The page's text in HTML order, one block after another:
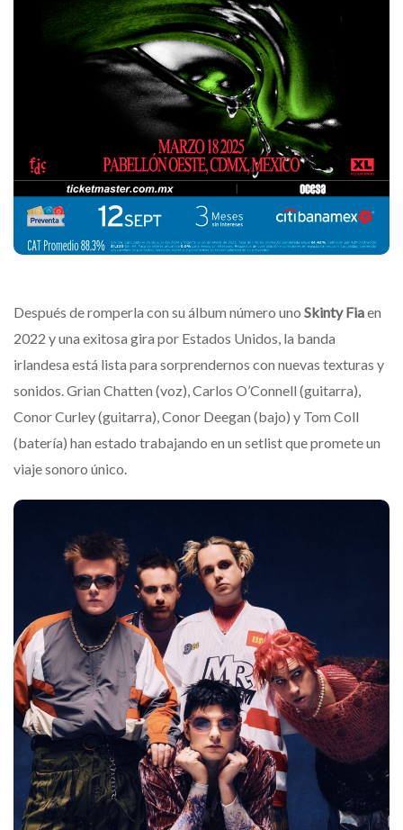
Después de romperla con su álbum número uno Skinty Fiaen
2022 y una exitosa gira por Estados Unidos, la banda
irlandesa está lista para sorprendernos con nuevas texturas y
sonidos. Grian Chatten (voz), Carlos O’Connell (guitarra),
Conor Curley (guitarra), Conor Deegan (bajo) y Tom Coll
(batería) han estado trabajando en un setlist que promete un
viaje sonoro único.